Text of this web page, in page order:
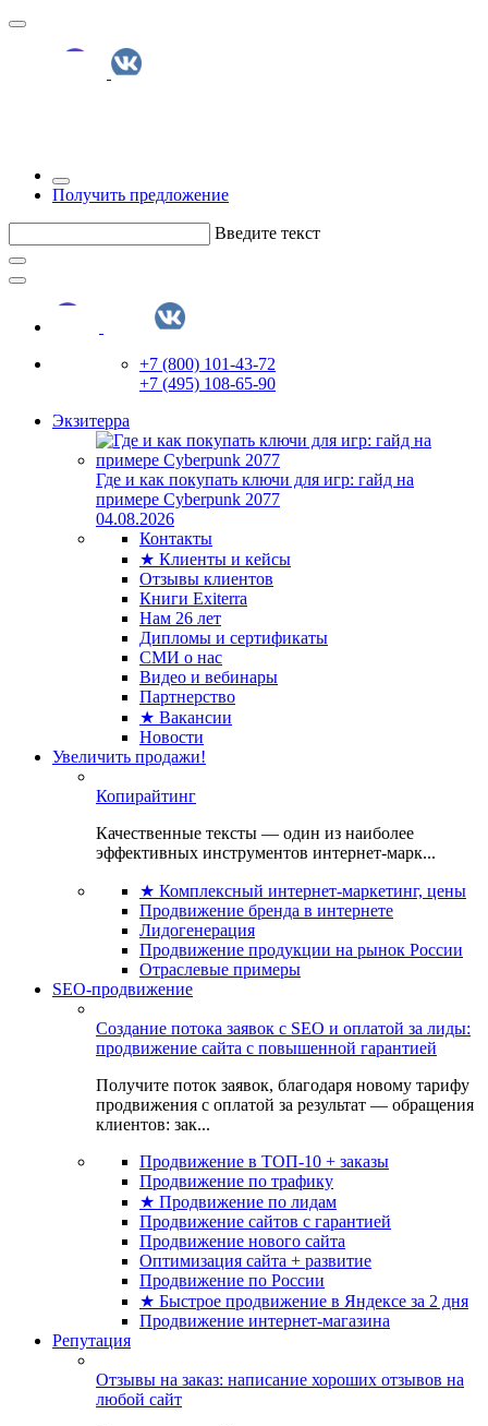
Получить предложение
Введите текст
+7 (800) 101-43-72
+7 (495) 108-65-90
Экзитерра
Где и как покупать ключи для игр: гайд на
примере Cyberpunk 2077
04.08.2026
Контакты
★ Клиенты и кейсы
Отзывы клиентов
Книги Exiterra
Нам 26 лет
Дипломы и сертификаты
СМИ о нас
Видео и вебинары
Партнерство
★ Вакансии
Новости
Увеличить продажи!
Копирайтинг
Качественные тексты — один из наиболее
эффективных инструментов интернет-марк...
★ Комплексный интернет-маркетинг, цены
Продвижение бренда в интернете
Лидогенерация
Продвижение продукции на рынок России
Отраслевые примеры
SEO-продвижение
Создание потока заявок с SEO и оплатой за лиды:
продвижение сайта с повышенной гарантией
Получите поток заявок, благодаря новому тарифу
продвижения с оплатой за результат — обращения
клиентов: зак...
Продвижение в ТОП-10 + заказы
Продвижение по трафику
★ Продвижение по лидам
Продвижение сайтов с гарантией
Продвижение нового сайта
Оптимизация сайта + развитие
Продвижение по России
★ Быстрое продвижение в Яндексе за 2 дня
Продвижение интернет-магазина
Репутация
Отзывы на заказ: написание хороших отзывов на
любой сайт